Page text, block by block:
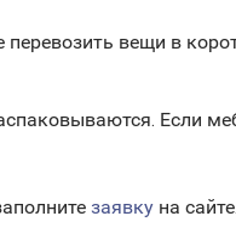
вещи в
Если
заявку на сайте.